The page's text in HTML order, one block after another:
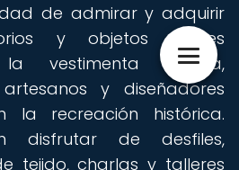
de admirar y adquirir
y objetos textiles
vestimenta vikinga,
y diseñadores
la recreación histórica.
disfrutar de desfiles,
tejido, charlas y talleres